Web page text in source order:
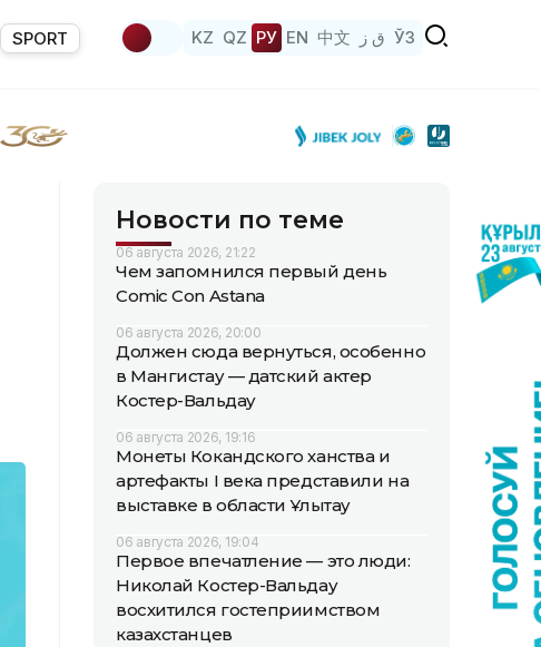
SPORT KZ QZ РУ EN 中文 ق ز ЎЗ
Новости по теме
06 августа 2026, 21:22
Чем запомнился первый день
Comic Con Astana
06 августа 2026, 20:00
Должен сюда вернуться, особенно
в Мангистау — датский актер
Костер-Вальдау
06 августа 2026, 19:16
Монеты Кокандского ханства и
артефакты I века представили на
выставке в области Ұлытау
06 августа 2026, 19:04
Первое впечатление — это люди:
Николай Костер-Вальдау
восхитился гостеприимством
казахстанцев